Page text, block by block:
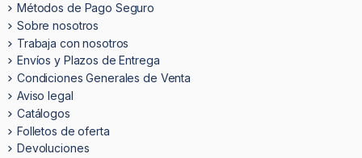
Métodos de Pago Seguro
Sobre nosotros
Trabaja con nosotros
Envíos y Plazos de Entrega
Condiciones Generales de Venta
Aviso legal
Catálogos
Folletos de oferta
Devoluciones